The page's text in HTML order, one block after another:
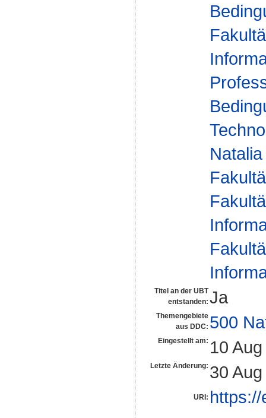
Titel an der UBT
entstanden: Ja
Themengebiete
aus DDC: 500
Eingestellt am: 10
Letzte Änderung: 30
URI: